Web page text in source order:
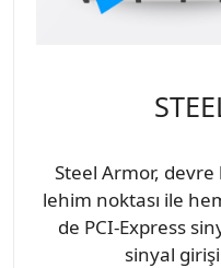
Steel Armor,
lehim noktası ile
de PCI-Express
sinyal